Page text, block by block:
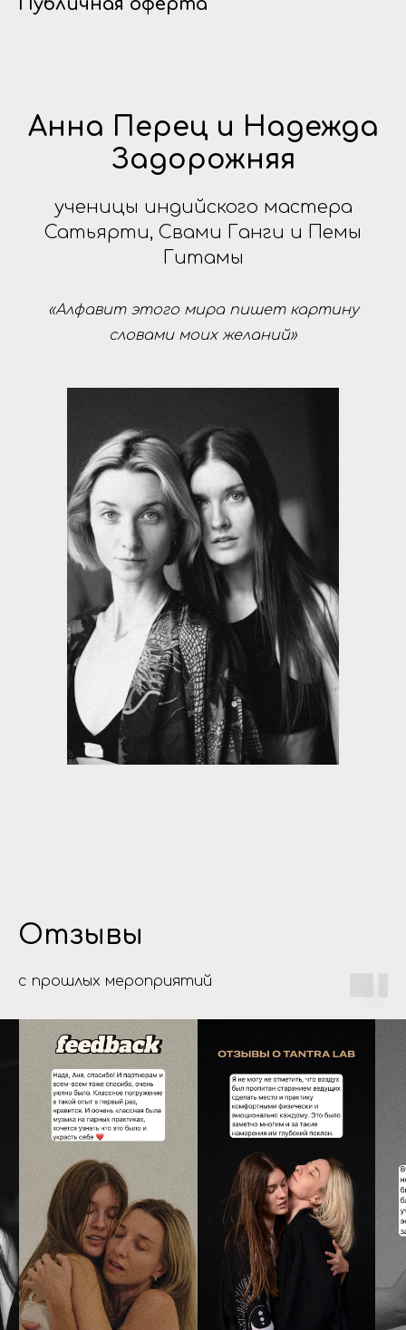
Анна Перец и Надежда
Задорожняя
ученицы индийского мастера
Сатьярти, Свами Ганги и Пемы
Гитамы
«Алфавит этого мира пишет картину
словами моих желаний»
Отзывы
с прошлых мероприятий